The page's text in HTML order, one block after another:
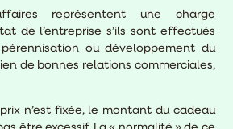
représentent une charge
de l’entreprise s’ils sont effectués
ou développement du
de bonnes relations commerciales,
n’est fixée, le montant du cadeau